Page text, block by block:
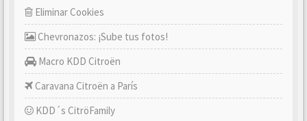
Eliminar Cookies
Chevronazos: ¡Sube tus fotos!
Macro KDD Citroën
Caravana Citroën a París
KDD´s CitröFamily